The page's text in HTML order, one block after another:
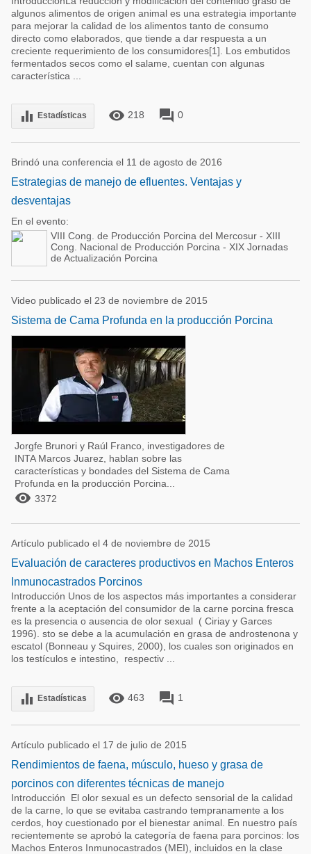
algunos alimentos de origen animal es una estrategia importante
para mejorar la calidad de los alimentos tanto de consumo
directo como elaborados, que tiende a dar respuesta a un
creciente requerimiento de los consumidores[1]. Los embutidos
fermentados secos como el salame, cuentan con algunas
característica ...
equalizer Estadísticas remove_red_eye 218 forum 0
Brindó una conferencia el 11 de agosto de 2016
Estrategias de manejo de efluentes. Ventajas y
desventajas
En el evento:
VIII Cong. de Producción Porcina del Mercosur - XIII
Cong. Nacional de Producción Porcina - XIX Jornadas
de Actualización Porcina
Video publicado el 23 de noviembre de 2015
Sistema de Cama Profunda en la producción Porcina
Jorgfe Brunori y Raúl Franco, investigadores de
INTA Marcos Juarez, hablan sobre las
características y bondades del Sistema de Cama
Profunda en la producción Porcina...
 3372
Artículo publicado el 4 de noviembre de 2015
Evaluación de caracteres productivos en Machos Enteros
Inmunocastrados Porcinos
Introducción Unos de los aspectos más importantes a considerar
frente a la aceptación del consumidor de la carne porcina fresca
es la presencia o ausencia de olor sexual ( Ciriay y Garces
1996). sto se debe a la acumulación en grasa de androstenona y
escatol (Bonneau y Squires, 2000), los cuales son originados en
los testículos e intestino, respectiv ...
equalizer Estadísticas remove_red_eye 463 forum 1
Artículo publicado el 17 de julio de 2015
Rendimientos de faena, músculo, hueso y grasa de
porcinos con diferentes técnicas de manejo
Introducción El olor sexual es un defecto sensorial de la calidad
de la carne, lo que se evitaba castrando tempranamente a los
cerdos, hoy cuestionado por el bienestar animal. En nuestro país
recientemente se aprobó la categoría de faena para porcinos: los
Machos Enteros Inmunocastrados (MEI), incluidos en la clase